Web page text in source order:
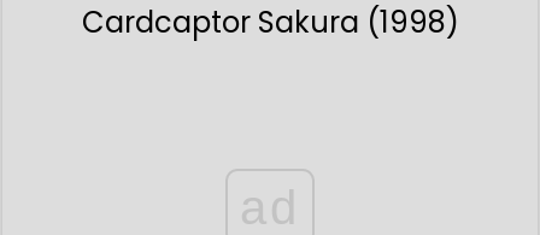
Cardcaptor Sakura (1998)
ad